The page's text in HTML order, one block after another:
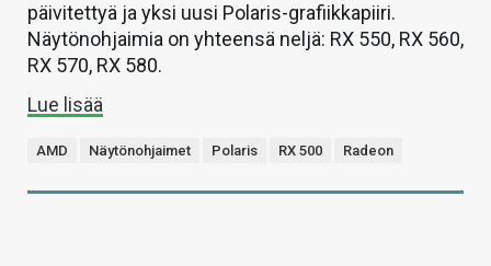
päivitettyä ja yksi uusi Polaris-grafiikkapiiri.
Näytönohjaimia on yhteensä neljä: RX 550, RX 560,
RX 570, RX 580.
Lue lisää
AMD Näytönohjaimet Polaris RX 500 Radeon